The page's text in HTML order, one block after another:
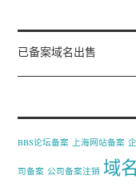
已备案域名出售
BBS论坛备案 上海网站备案
司备案 公司备案注销 域